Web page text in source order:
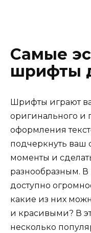
Самые
шрифты
Шрифты играют
оригинального и
оформления
подчеркнуть ваш
моменты и
разнообразным.
доступно
какие из них
и красивыми? В
несколько